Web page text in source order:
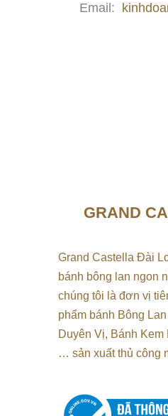
Email:
GRAND
Grand Castella Đài
bánh bông lan ngon
chúng tôi là đơn vị
phẩm bánh Bông
Duyên Vị, Bánh
… sản xuất thủ công